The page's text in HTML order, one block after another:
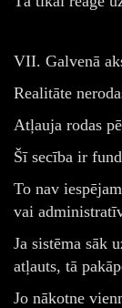
VII. Galvenā
Realitāte
Atļauja rodas
Šī secība ir
To nav
vai
Ja sistēma sāk
atļauts, tā
Jo nākotne